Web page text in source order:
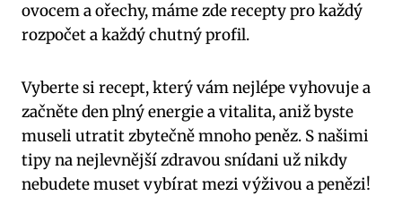
ovocem a ořechy, máme zde recepty pro každý
rozpočet a každý chutný profil.
Vyberte si recept, který vám nejlépe vyhovuje a
začněte den plný energie a vitalita, aniž byste
museli utratit zbytečně mnoho peněz. S našimi
tipy na nejlevnější zdravou snídani už nikdy
nebudete muset vybírat mezi výživou a penězi!